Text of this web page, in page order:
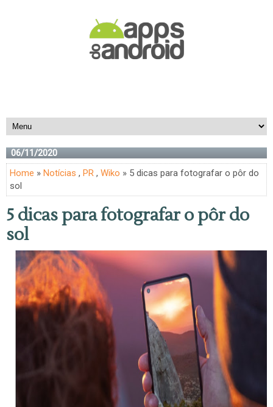
06/11/2020
Home » Notícias , PR , Wiko » 5 dicas para fotografar o pôr do
sol
5 dicas para fotografar o pôr do
sol